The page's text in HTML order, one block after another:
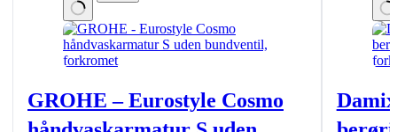
GROHE – Eurostyle Cosmo